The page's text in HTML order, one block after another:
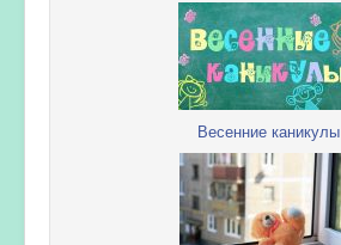
Весенние каникулы